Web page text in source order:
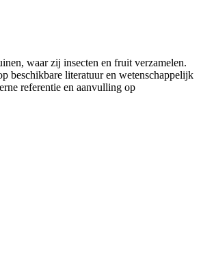
waar zij insecten en fruit verzamelen.
beschikbare literatuur en wetenschappelijk
referentie en aanvulling op